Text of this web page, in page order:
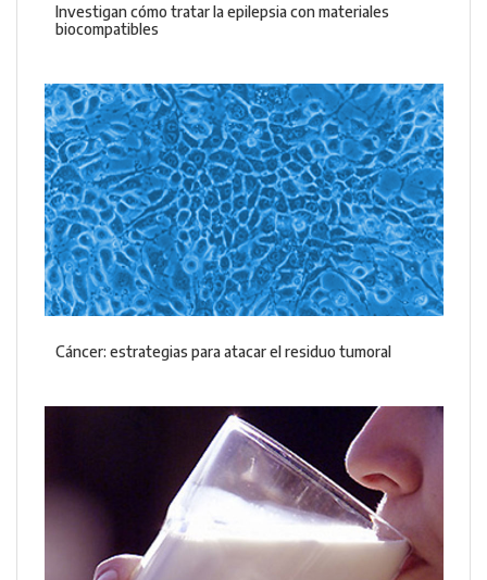
Investigan cómo tratar la epilepsia con materiales
biocompatibles
Cáncer: estrategias para atacar el residuo tumoral